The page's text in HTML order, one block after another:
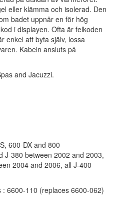
eller klämma och isolerad. Den
badet uppnår en för hög
i displayen. Ofta är felkoden
enkel att byta själv, lossa
Kabeln ansluts på
and Jacuzzi.
600-DX and 800
J-380 between 2002 and 2003,
2004 and 2006, all J-400
: 6600-110 (replaces 6600-062)